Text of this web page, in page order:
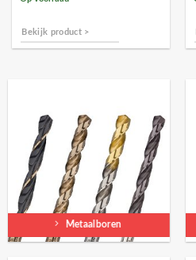
Bekijk product >
Metaalboren